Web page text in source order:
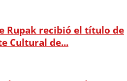
Rupak recibió el título de
Cultural de...